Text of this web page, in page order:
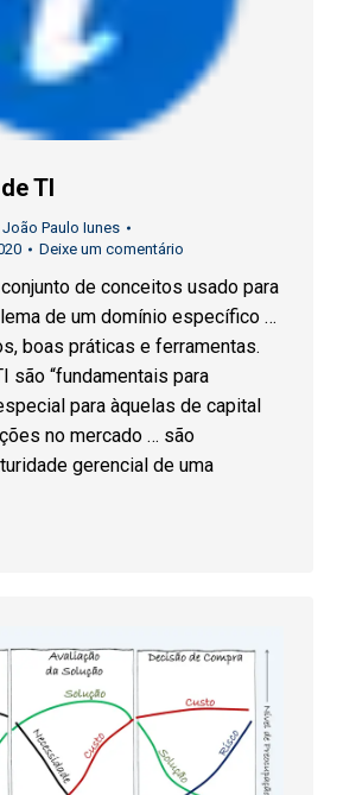
TI
João Paulo Iunes
Deixe um comentário
de conceitos usado para
de um domínio específico …
boas práticas e ferramentas.
são “fundamentais para
para àquelas de capital
no mercado … são
gerencial de uma